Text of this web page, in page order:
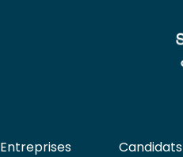
Entreprises Candidats